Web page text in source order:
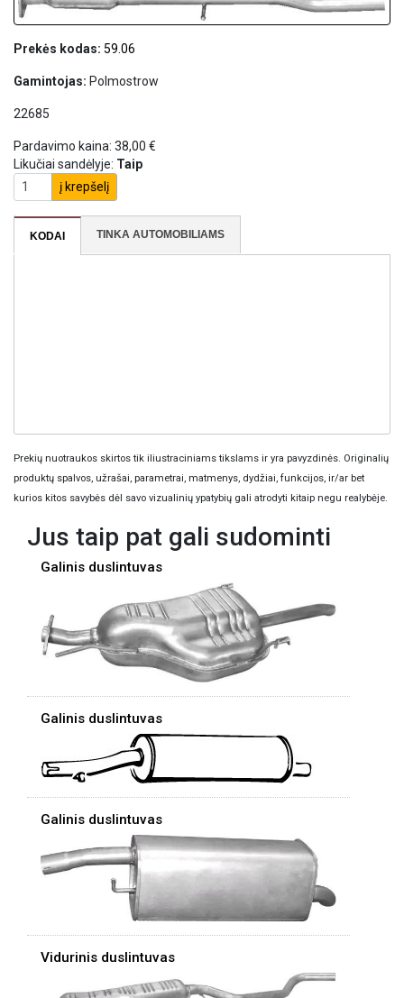
Prekės kodas: 59.06
Gamintojas: Polmostrow
22685
Pardavimo kaina: 38,00 €
Likučiai sandėlyje: Taip
į krepšelį
KODAI TINKA AUTOMOBILIAMS
Prekių nuotraukos skirtos tik iliustraciniams tikslams ir yra pavyzdinės. Originalių
produktų spalvos, užrašai, parametrai, matmenys, dydžiai, funkcijos, ir/ar bet
kurios kitos savybės dėl savo vizualinių ypatybių gali atrodyti kitaip negu realybėje.
Jus taip pat gali sudominti
Galinis duslintuvas
Galinis duslintuvas
Galinis duslintuvas
Vidurinis duslintuvas